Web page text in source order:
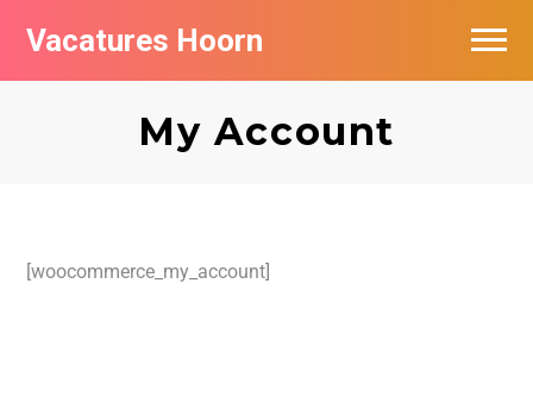
Vacatures Hoorn
My Account
[woocommerce_my_account]
Vacatures per bedrijf in Hoorn